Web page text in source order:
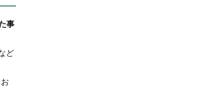
事
ど